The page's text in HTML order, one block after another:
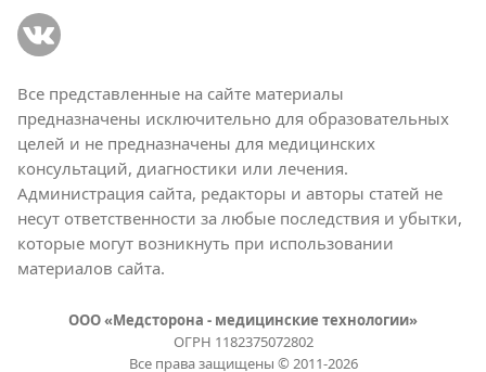
Все представленные на сайте материалы
предназначены исключительно для образовательных
целей и не предназначены для медицинских
консультаций, диагностики или лечения.
Администрация сайта, редакторы и авторы статей не
несут ответственности за любые последствия и убытки,
которые могут возникнуть при использовании
материалов сайта.
ООО «Медсторона - медицинские технологии»
ОГРН 1182375072802
Все права защищены © 2011-2026